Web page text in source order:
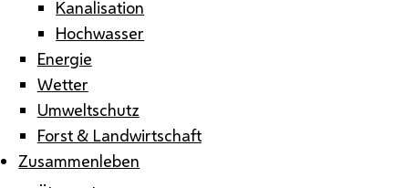
Kanalisation
Hochwasser
Energie
Wetter
Umweltschutz
Forst & Landwirtschaft
Zusammenleben